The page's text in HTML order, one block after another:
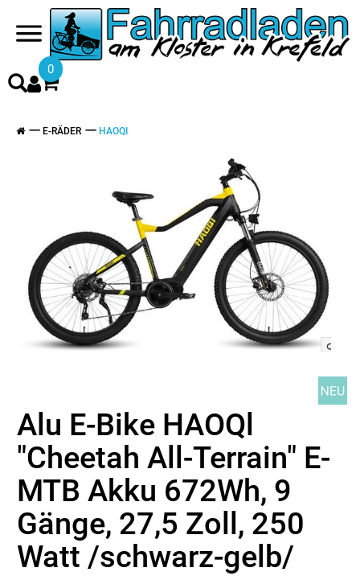
0
E-RÄDER HAOQI
Alu E-Bike HAOQl
"Cheetah All-Terrain" E-
MTB Akku 672Wh, 9
Gänge, 27,5 Zoll, 250
Watt /schwarz-gelb/